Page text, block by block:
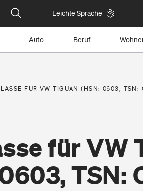
Leichte Sprache
Auto Beruf
FÜR VW TIGUAN (HSN: 0603, TSN:
für VW
TSN: